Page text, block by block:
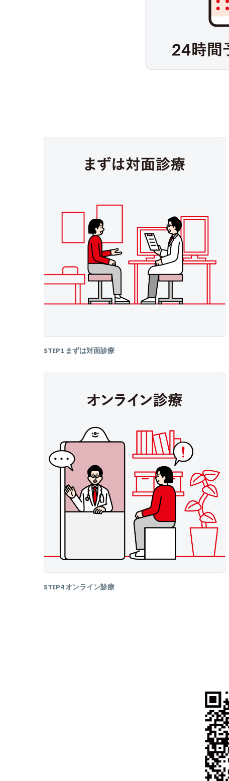
STEP1 まずは対面診療
STEP4 オンライン診療